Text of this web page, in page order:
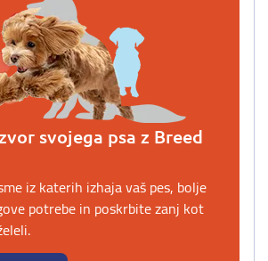
svojega psa z Breed
iz katerih izhaja vaš pes, bolje
potrebe in poskrbite zanj kot